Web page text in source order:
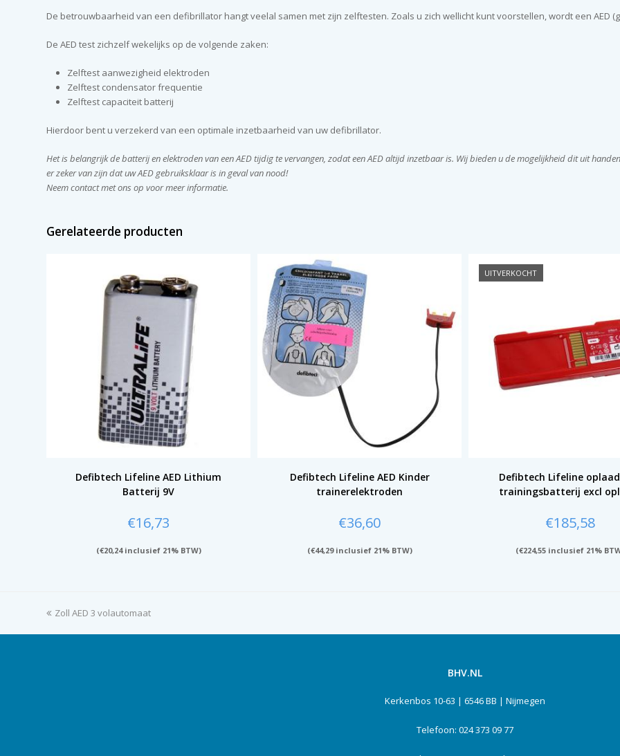
De betrouwbaarheid van een defibrillator hangt veelal samen met zijn zelftesten. Zoals u zich wellicht kunt voorstellen, wordt een AED
De AED test zichzelf wekelijks op de volgende zaken:
Zelftest aanwezigheid elektroden
Zelftest condensator frequentie
Zelftest capaciteit batterij
Hierdoor bent u verzekerd van een optimale inzetbaarheid van uw defibrillator.
Het is belangrijk de batterij en elektroden van een AED tijdig te vervangen, zodat een AED altijd inzetbaar is. Wij bieden u de mogelijkheid dit uit
er zeker van zijn dat uw AED gebruiksklaar is in geval van nood!
Neem contact met ons op voor meer informatie.
Gerelateerde producten
Defibtech Lifeline AED Lithium
Batterij 9V
€16,73
(€20,24inclusief 21% BTW)
Defibtech Lifeline AED Kinder
trainerelektroden
€36,60
(€44,29inclusief 21% BTW)
UITVERKOCHT
Defibtech Lifeline
trainingsbatterij excl
€185,58
(€224,55 inclusief 21%
previous
Zoll AED 3 volautomaat
BHV.NL
Kerkenbos 10-63 | 6546 BB | Nijmegen
Telefoon: 024 373 09 77